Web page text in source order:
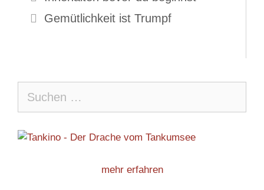
Gemütlichkeit ist Trumpf
nach:
mehr erfahren